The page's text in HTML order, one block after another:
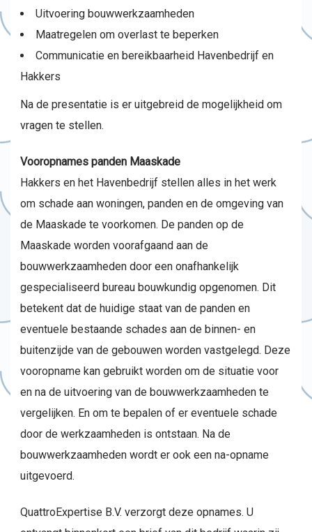
Uitvoering bouwwerkzaamheden
Maatregelen om overlast te beperken
Communicatie en bereikbaarheid Havenbedrijf en
Hakkers
Na de presentatie is er uitgebreid de mogelijkheid om
vragen te stellen.
Vooropnames panden Maaskade
Hakkers en het Havenbedrijf stellen alles in het werk
om schade aan woningen, panden en de omgeving van
de Maaskade te voorkomen. De panden op de
Maaskade worden voorafgaand aan de
bouwwerkzaamheden door een onafhankelijk
gespecialiseerd bureau bouwkundig opgenomen. Dit
betekent dat de huidige staat van de panden en
eventuele bestaande schades aan de binnen- en
buitenzijde van de gebouwen worden vastgelegd. Deze
vooropname kan gebruikt worden om de situatie voor
en na de uitvoering van de bouwwerkzaamheden te
vergelijken. En om te bepalen of er eventuele schade
door de werkzaamheden is ontstaan. Na de
bouwwerkzaamheden wordt er ook een na-opname
uitgevoerd.
QuattroExpertise B.V. verzorgt deze opnames. U